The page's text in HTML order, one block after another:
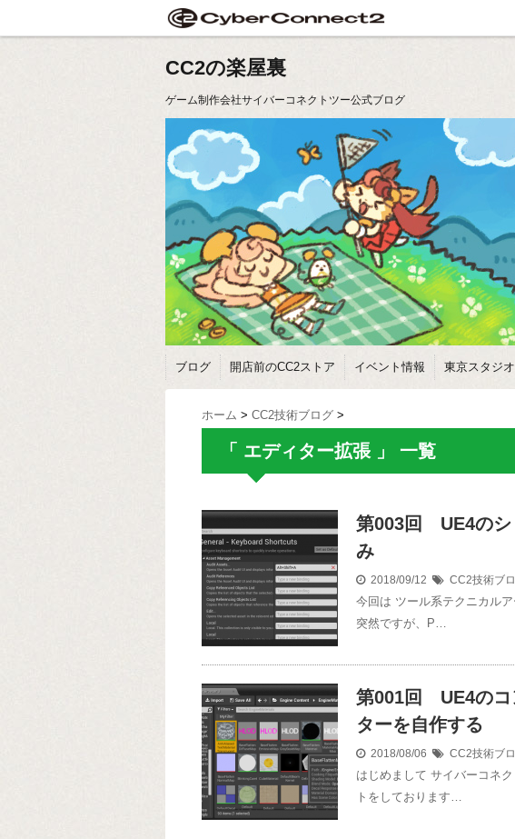
CC2の楽屋裏
ゲーム制作会社サイバーコネクトツー公式ブログ
ブログ 開店前のCC2ストア イベント情報 東京スタジ
ホーム > CC2技術ブログ >
「 エディター拡張 」 一覧
第003回 UE4のシ
み
2018/09/12 CC2技術ブ
今回は ツール系テクニカル
突然ですが、P…
第001回 UE4のコ
ターを自作する
2018/08/06 CC2技術ブ
はじめまして サイバーコネ
トをしております…